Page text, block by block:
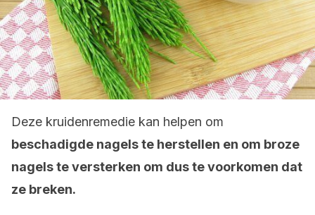
Deze kruidenremedie kan helpen om
beschadigde nagels te herstellen en om broze
nagels te versterken om dus te voorkomen dat
ze breken.